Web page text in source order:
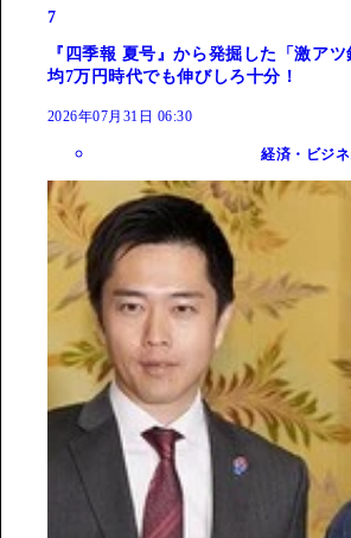
7
『四季報 夏号』から発掘した「激ア
均7万円時代でも伸びしろ十分！
2026年07月31日 06:30
経済・ビジネ